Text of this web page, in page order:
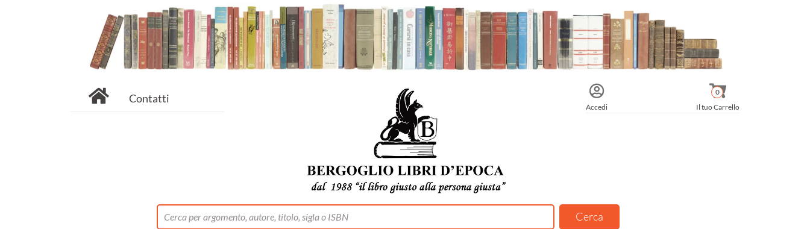
Contatti
Accedi Il tuo Carrello
0